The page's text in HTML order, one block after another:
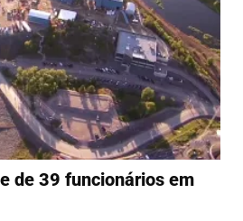
de 39 funcionários em